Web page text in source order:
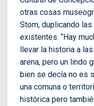
otras cosas
Stom, duplicando
existentes. “Hay
llevar la historia a
arena, pero un lindo
bien se decía no es
una comuna o
histórica pero